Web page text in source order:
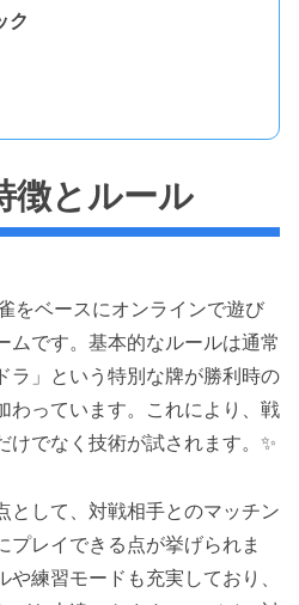
ク
徴とルール
をベースにオンラインで遊び
ムです。基本的なルールは通常
ラ」という特別な牌が勝利時の
わっています。これにより、戦
けでなく技術が試されます。✨
として、対戦相手とのマッチン
プレイできる点が挙げられま
練習モードも充実しており、